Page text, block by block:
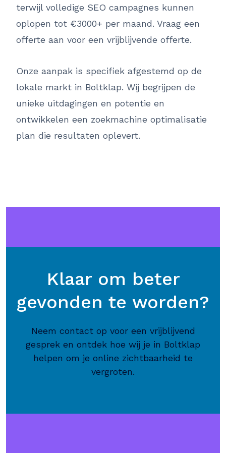
terwijl volledige SEO campagnes kunnen
oplopen tot €3000+ per maand. Vraag een
offerte aan voor een vrijblijvende offerte.
Onze aanpak is specifiek afgestemd op de
lokale markt in Boltklap. Wij begrijpen de
unieke uitdagingen en potentie en
ontwikkelen een zoekmachine optimalisatie
plan die resultaten oplevert.
Klaar om beter
gevonden te worden?
Neem contact op voor een vrijblijvend
gesprek en ontdek hoe wij je in Boltklap
helpen om je online zichtbaarheid te
vergroten.